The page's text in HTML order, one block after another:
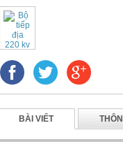
BÀI VIẾT